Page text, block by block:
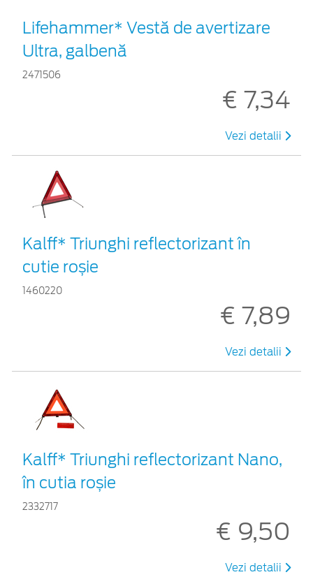
Lifehammer* Vestă de avertizare
Ultra, galbenă
2471506
€ 7,34
Vezi detalii
Kalff* Triunghi reflectorizant în
cutie roșie
1460220
€ 7,89
Vezi detalii
Kalff* Triunghi reflectorizant Nano,
în cutia roșie
2332717
€ 9,50
Vezi detalii